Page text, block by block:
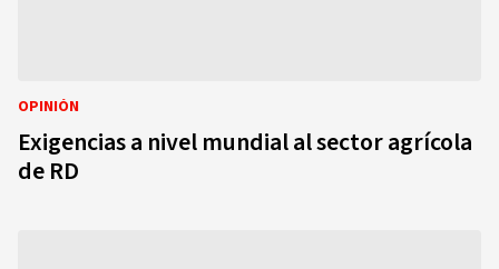
OPINIÓN
Exigencias a nivel mundial al sector agrícola
de RD